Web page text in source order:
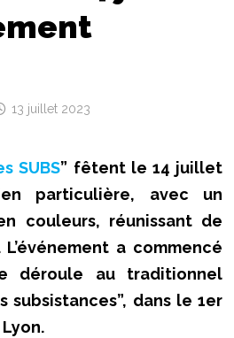
13 juillet 2023
SUBS” fêtent le 14 juillet
particulière, avec un
couleurs, réunissant de
a commencé
déroule au traditionnel
subsistances”, dans le 1er